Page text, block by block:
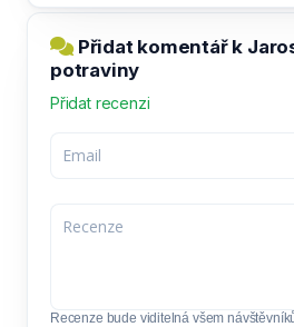
Přidat komentář k
potraviny
Přidat recenzi
Recenze bude viditelná všem